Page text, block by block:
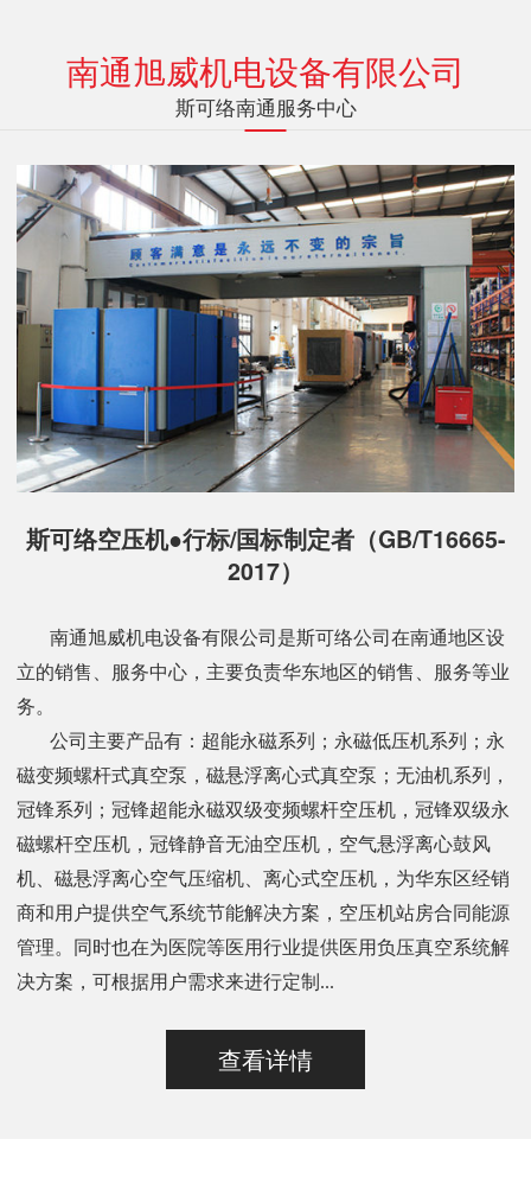
南通旭威机电设备有限公司
斯可络南通服务中心
斯可络空压机●行标/国标制定者（GB/T16665-
2017）
南通旭威机电设备有限公司是斯可络公司在南通地区设
立的销售、服务中心，主要负责华东地区的销售、服务等业
务。
公司主要产品有：超能永磁系列；永磁低压机系列；永
磁变频螺杆式真空泵，磁悬浮离心式真空泵；无油机系列，
冠锋系列；冠锋超能永磁双级变频螺杆空压机，冠锋双级永
磁螺杆空压机，冠锋静音无油空压机，空气悬浮离心鼓风
机、磁悬浮离心空气压缩机、离心式空压机，为华东区经销
商和用户提供空气系统节能解决方案，空压机站房合同能源
管理。同时也在为医院等医用行业提供医用负压真空系统解
决方案，可根据用户需求来进行定制...
查看详情